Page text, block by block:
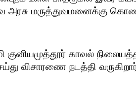
அரசு மருத்துவமனைக்கு
குனியமுத்தூர் காவல்
விசாரணை நடத்தி